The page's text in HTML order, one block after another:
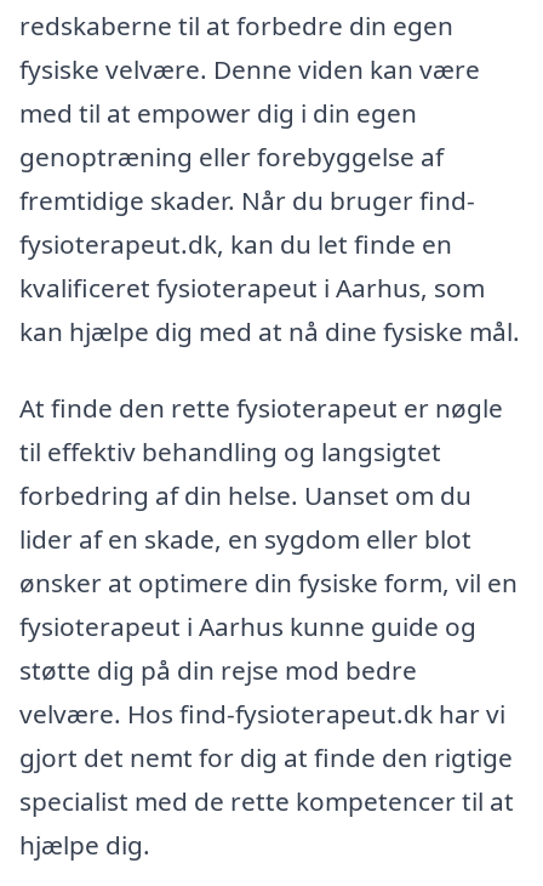
redskaberne til at forbedre din egen
fysiske velvære. Denne viden kan være
med til at empower dig i din egen
genoptræning eller forebyggelse af
fremtidige skader. Når du bruger find-
fysioterapeut.dk, kan du let finde en
kvalificeret fysioterapeut i Aarhus, som
kan hjælpe dig med at nå dine fysiske mål.
At finde den rette fysioterapeut er nøgle
til effektiv behandling og langsigtet
forbedring af din helse. Uanset om du
lider af en skade, en sygdom eller blot
ønsker at optimere din fysiske form, vil en
fysioterapeut i Aarhus kunne guide og
støtte dig på din rejse mod bedre
velvære. Hos find-fysioterapeut.dk har vi
gjort det nemt for dig at finde den rigtige
specialist med de rette kompetencer til at
hjælpe dig.